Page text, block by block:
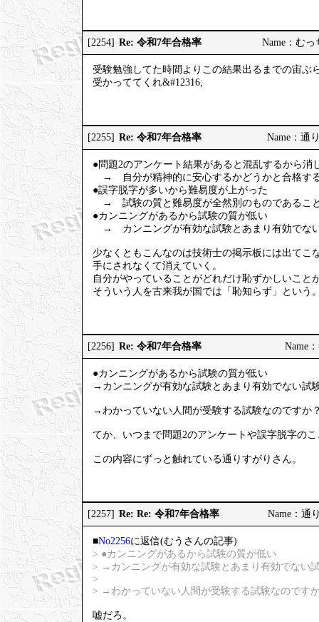
[2254] Re: 令和7年合格率 Name：む
受験勉強してた時間よりこの結果出るまでの宙ぶ
受かっててくれ&#12316;
[2255] Re: 令和7年合格率 Name：通
●問題2のアンケート結果があると混乱するから消
→ 自分が精神的に安心するかどうかと合格す
●誤字脱字が多いから難易度が上がった
→ 試験の質と難易度が全然別のものであるこ
●カンニングがあるから試験の質が低い
→ カンニングが有効な試験とあまり有効でな
少なくともこんなのは技術士の掲示板には出て
手にされなくて消えていく。
自分がやっていることがどれだけ恥ずかしいこと
そういう人を古来我が国では「恥知らず」という
[2256] Re: 令和7年合格率 Name
●カンニングがあるから試験の質が低い
→カンニングが有効な試験とあまり有効でない試
→わかっていない人間が受験する試験なのですか
てか、いつまで問題2のアンケートや誤字脱字の
この内容にずっと触れている通りすがりさん。
[2257] Re: Re: 令和7年合格率 Name：通
■No2256に返信(むうさんの記事)
> ●カンニングがあるから試験の質が低い
> →カンニングが有効な試験とあまり有効でない
>
> →わかっていない人間が受験する試験なのです
嘘だろ。